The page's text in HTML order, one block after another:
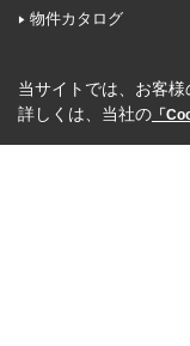
物件カタログ
当サイトでは、お客
詳しくは、当社の 「